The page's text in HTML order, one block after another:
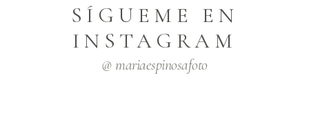
SÍGUEME EN
INSTAGRAM
@ mariaespinosafoto